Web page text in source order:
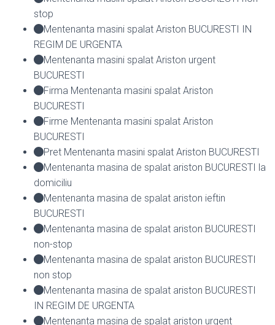
stop
Mentenanta masini spalat Ariston BUCURESTI IN
REGIM DE URGENTA
Mentenanta masini spalat Ariston urgent
BUCURESTI
Firma Mentenanta masini spalat Ariston
BUCURESTI
Firme Mentenanta masini spalat Ariston
BUCURESTI
Pret Mentenanta masini spalat Ariston BUCURESTI
Mentenanta masina de spalat ariston BUCURESTI la
domiciliu
Mentenanta masina de spalat ariston ieftin
BUCURESTI
Mentenanta masina de spalat ariston BUCURESTI
non-stop
Mentenanta masina de spalat ariston BUCURESTI
non stop
Mentenanta masina de spalat ariston BUCURESTI
IN REGIM DE URGENTA
Mentenanta masina de spalat ariston urgent